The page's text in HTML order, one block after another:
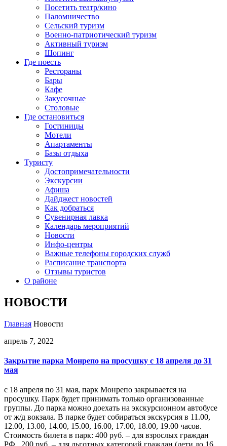
Посетить театр/кино
Паломничество
Сельский туризм
Военно-патриотический туризм
Активный туризм
Шопинг
Где поесть
Рестораны
Бары
Кафе
Закусочные
Столовые
Где остановиться
Гостиницы
Мотели
Апартаменты
Базы отдыха
Туристу
Достопримечательности
Экскурсии
Афиша
Дайджест новостей
Как добраться
Сувенирная лавка
Календарь мероприятий
Новости
Инфо-центры
Важные телефоны городских служб
Расписание транспорта
Отзывы туристов
О районе
НОВОСТИ
Главная Новости
апрель 7, 2022
Закрытие парка Монрепо на просушку с 18 апреля до 31
мая
с 18 апреля по 31 мая, парк Монрепо закрывается на
просушку. Парк будет принимать только организованные
группы. До парка можно доехать на экскурсионном автобусе
от ж/д вокзала. В парке будет собираться экскурсия в 11.00,
12.00, 13.00, 14.00, 15.00, 16.00, 17.00, 18.00, 19.00 часов.
Стоимость билета в парк: 400 руб. – для взрослых граждан